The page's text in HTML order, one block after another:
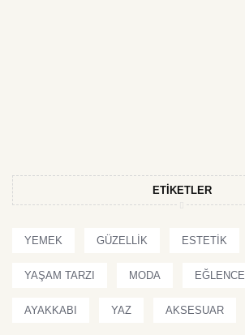
ETIKETLER
YEMEK GÜZELLIK ESTETIK
YAŞAM TARZI MODA EĞLENCE
AYAKKABI YAZ AKSESUAR